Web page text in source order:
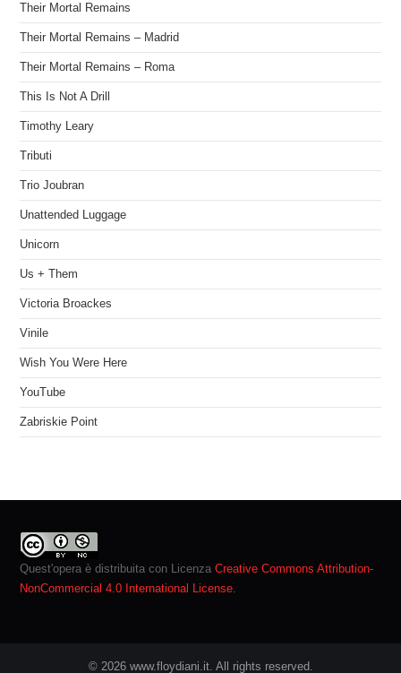
Their Mortal Remains
Their Mortal Remains – Madrid
Their Mortal Remains – Roma
This Is Not A Drill
Timothy Leary
Tributi
Trio Joubran
Unattended Luggage
Unicorn
Us + Them
Victoria Broackes
Vinile
Wish You Were Here
YouTube
Zabriskie Point
Quest'opera è distribuita con LicenzaCreative Commons Attribution-
NonCommercial 4.0 International License.
© 2026 www.floydiani.it. All rights reserved.